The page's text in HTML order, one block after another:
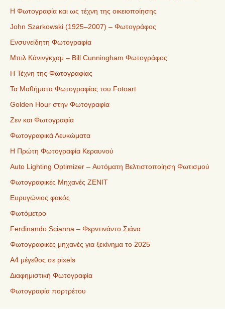
Η Φωτογραφία και ως τέχνη της οικειοποίησης
John Szarkowski (1925–2007) – Φωτογράφος
Ενσυνείδητη Φωτογραφία
Μπιλ Κάνινγκχαμ – Bill Cunningham Φωτογράφος
Η Τέχνη της Φωτογραφίας
Τα Μαθήματα Φωτογραφίας του Fotoart
Golden Hour στην Φωτογραφία
Ζεν και Φωτογραφία
Φωτογραφικά Λευκώματα
Η Πρώτη Φωτογραφία Κεραυνού
Auto Lighting Optimizer – Αυτόματη Βελτιστοποίηση Φωτισμού
Φωτογραφικές Μηχανές ZENIT
Ευρυγώνιος φακός
Φωτόμετρο
Ferdinando Scianna – Φερντινάντο Σιάνα
Φωτογραφικές μηχανές για ξεκίνημα το 2025
Α4 μέγεθος σε pixels
Διαφημιστική Φωτογραφία
Φωτογραφία πορτρέτου